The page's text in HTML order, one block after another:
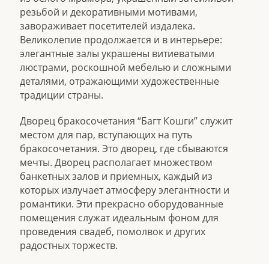
резьбой и декоративными мотивами,
завораживает посетителей издалека.
Великолепие продолжается и в интерьере:
элегантные залы украшены витиеватыми
люстрами, роскошной мебелью и сложными
деталями, отражающими художественные
традиции страны.
Дворец бракосочетания “Багт Кошги” служит
местом для пар, вступающих на путь
бракосочетания. Это дворец, где сбываются
мечты. Дворец располагает множеством
банкетных залов и приемных, каждый из
которых излучает атмосферу элегантности и
романтики. Эти прекрасно оборудованные
помещения служат идеальным фоном для
проведения свадеб, помолвок и других
радостных торжеств.